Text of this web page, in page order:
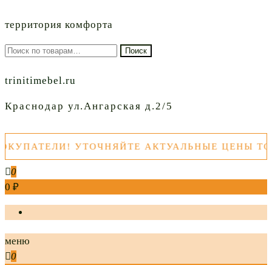
территория комфорта
Искать: Поиск
trinitimebel.ru
Краснодар ул.Ангарская д.2/5
УТОЧНЯЙТЕ АКТУАЛЬНЫЕ ЦЕНЫ
0
0 ₽
меню
0